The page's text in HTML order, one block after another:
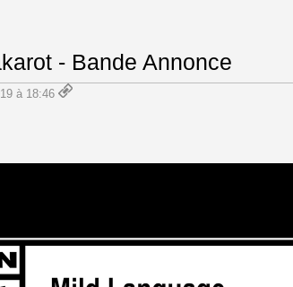
- Bande Annonce
à 18:46